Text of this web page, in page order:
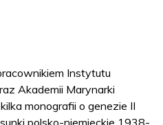
Instytutu
Akademii Marynarki
monografii o genezie II
polsko-niemieckie 1938-